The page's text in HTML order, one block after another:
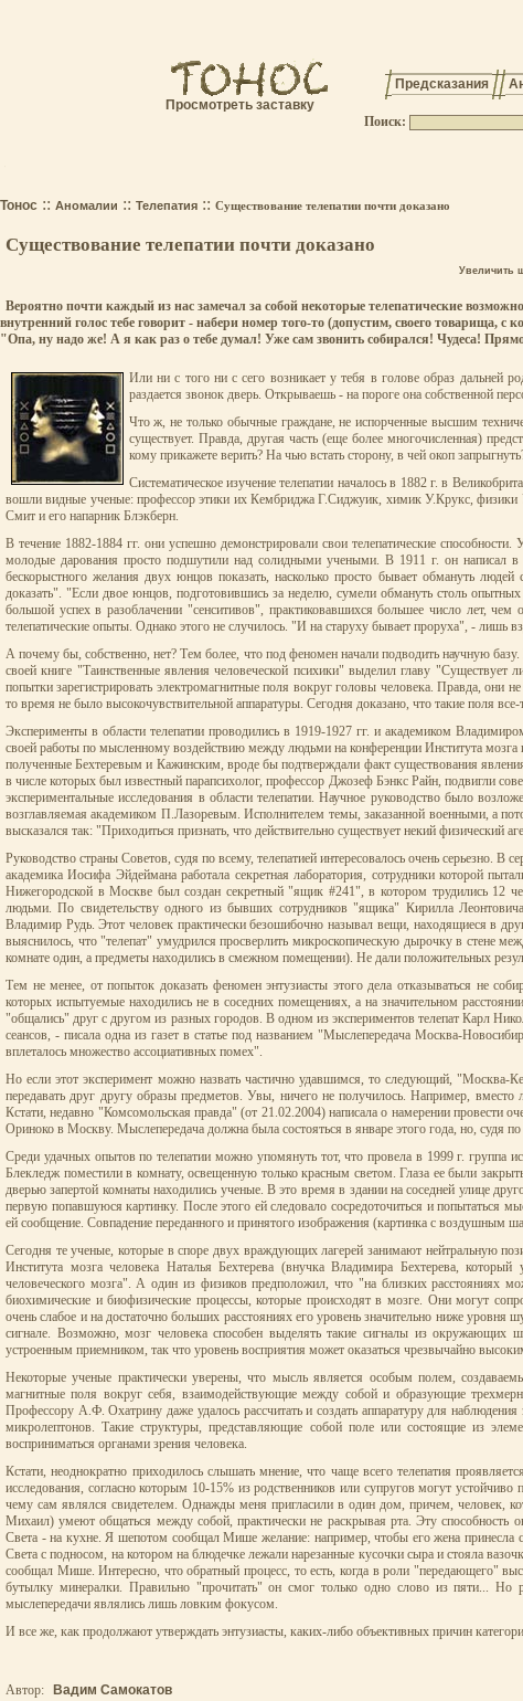
Предсказания
Поиск:
Тонос :: Аномалии :: Телепатия :: Существование телепатии почти доказано
Существование телепатии почти доказано
Увеличить
Вероятно почти каждый из нас замечал за собой некоторые телепатические
внутренний голос тебе говорит - набери номер того-то (допустим, своего товарища,
"Опа, ну надо же! А я как раз о тебе думал! Уже сам звонить собирался! Чудеса!
Или ни с того ни с сего возникает у тебя в голове образ дальней
раздается звонок дверь. Открываешь - на пороге она собственной
Что ж, не только обычные граждане, не испорченные высшим
существует. Правда, другая часть (еще более многочисленная)
кому прикажете верить? На чью встать сторону, в чей окоп
Систематическое изучение телепатии началось в 1882 г. в
вошли видные ученые: профессор этики их Кембриджа Г.Сиджуик, химик У.Крукс,
Смит и его напарник Блэкберн.
В течение 1882-1884 гг. они успешно демонстрировали свои телепатические
молодые дарования просто подшутили над солидными учеными. В 1911 г. он написал
бескорыстного желания двух юнцов показать, насколько просто бывает обмануть
доказать". "Если двое юнцов, подготовившись за неделю, сумели обмануть столь
большой успех в разоблачении "сенситивов", практиковавшихся большее число лет,
телепатические опыты. Однако этого не случилось. "И на старуху бывает проруха", -
А почему бы, собственно, нет? Тем более, что под феномен начали подводить научную
своей книге "Таинственные явления человеческой психики" выделил главу
попытки зарегистрировать электромагнитные поля вокруг головы человека. Правда, они
то время не было высокочувствительной аппаратуры. Сегодня доказано, что такие поля все-
Эксперименты в области телепатии проводились в 1919-1927 гг. и академиком
своей работы по мысленному воздействию между людьми на конференции Института
полученные Бехтеревым и Кажинским, вроде бы подтверждали факт существования
в числе которых был известный парапсихолог, профессор Джозеф Бэнкс Райн, подвигли
экспериментальные исследования в области телепатии. Научное руководство было
возглавляемая академиком П.Лазоревым. Исполнителем темы, заказанной военными, а
высказался так: "Приходиться признать, что действительно существует некий физический
Руководство страны Советов, судя по всему, телепатией интересовалось очень
академика Иосифа Эйдеймана работала секретная лаборатория, сотрудники которой
Нижегородской в Москве был создан секретный "ящик #241", в котором трудились 12
людьми. По свидетельству одного из бывших сотрудников "ящика" Кирилла
Владимир Рудь. Этот человек практически безошибочно называл вещи, находящиеся в
выяснилось, что "телепат" умудрился просверлить микроскопическую дырочку в стене
комнате один, а предметы находились в смежном помещении). Не дали положительных
Тем не менее, от попыток доказать феномен энтузиасты этого дела отказываться не
которых испытуемые находились не в соседних помещениях, а на значительном
"общались" друг с другом из разных городов. В одном из экспериментов телепат Карл
сеансов, - писала одна из газет в статье под названием "Мыслепередача Москва-
вплеталось множество ассоциативных помех".
Но если этот эксперимент можно назвать частично удавшимся, то следующий, "Москва-
передавать друг другу образы предметов. Увы, ничего не получилось. Например,
Кстати, недавно "Комсомольская правда" (от 21.02.2004) написала о намерении провести
Ориноко в Москву. Мыслепередача должна была состояться в январе этого года, но, судя
Среди удачных опытов по телепатии можно упомянуть тот, что провела в 1999 г. группа
Блекледж поместили в комнату, освещенную только красным светом. Глаза ее были
дверью запертой комнаты находились ученые. В это время в здании на соседней улице
первую попавшуюся картинку. После этого ей следовало сосредоточиться и попытаться
ей сообщение. Совпадение переданного и принятого изображения (картинка с воздушным
Сегодня те ученые, которые в споре двух враждующих лагерей занимают нейтральную
Института мозга человека Наталья Бехтерева (внучка Владимира Бехтерева,
человеческого мозга". А один из физиков предположил, что "на близких расстояниях
биохимические и биофизические процессы, которые происходят в мозге. Они могут
очень слабое и на достаточно больших расстояниях его уровень значительно ниже
сигнале. Возможно, мозг человека способен выделять такие сигналы из
устроенным приемником, так что уровень восприятия может оказаться чрезвычайно
Некоторые ученые практически уверены, что мысль является особым полем,
магнитные поля вокруг себя, взаимодействующие между собой и образующие
Профессору А.Ф. Охатрину даже удалось рассчитать и создать аппаратуру для
микролептонов. Такие структуры, представляющие собой поле или состоящие из
восприниматься органами зрения человека.
Кстати, неоднократно приходилось слышать мнение, что чаще всего телепатия
исследования, согласно которым 10-15% из родственников или супругов могут
чему сам являлся свидетелем. Однажды меня пригласили в один дом, причем, человек,
Михаил) умеют общаться между собой, практически не раскрывая рта. Эту
Света - на кухне. Я шепотом сообщал Мише желание: например, чтобы его жена принесла
Света с подносом, на котором на блюдечке лежали нарезанные кусочки сыра и стояла
сообщал Мише. Интересно, что обратный процесс, то есть, когда в роли "передающего"
бутылку минералки. Правильно "прочитать" он смог только одно слово из пяти... Но
мыслепередачи являлись лишь ловким фокусом.
И все же, как продолжают утверждать энтузиасты, каких-либо объективных причин
Автор: Вадим Самокатов
Просмотреть заставку